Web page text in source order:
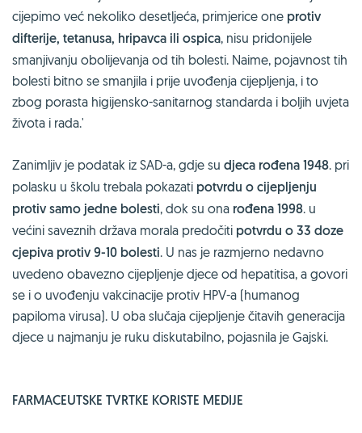
cijepimo već nekoliko desetljeća, primjerice one protiv
difterije, tetanusa, hripavca ili ospica, nisu pridonijele
smanjivanju obolijevanja od tih bolesti. Naime, pojavnost tih
bolesti bitno se smanjila i prije uvođenja cijepljenja, i to
zbog porasta higijensko-sanitarnog standarda i boljih uvjeta
života i rada.'
Zanimljiv je podatak iz SAD-a, gdje su djeca rođena 1948. pri
polasku u školu trebala pokazati potvrdu o cijepljenju
protiv samo jedne bolesti, dok su ona rođena 1998. u
većini saveznih država morala predočiti potvrdu o 33 doze
cjepiva protiv 9-10 bolesti. U nas je razmjerno nedavno
uvedeno obavezno cijepljenje djece od hepatitisa, a govori
se i o uvođenju vakcinacije protiv HPV-a (humanog
papiloma virusa). U oba slučaja cijepljenje čitavih generacija
djece u najmanju je ruku diskutabilno, pojasnila je Gajski.
FARMACEUTSKE TVRTKE KORISTE MEDIJE